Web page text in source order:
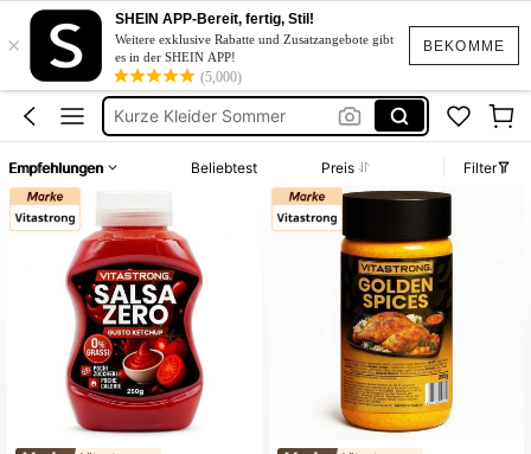
BEKOMME
×
SHEIN APP-Bereit, fertig, Stil!
Weitere exklusive Rabatte und Zusatzangebote gibt
es in der SHEIN APP!
(5,000)
Kleid Baumwolle
Takis
Mehl
Kurze Kleider Sommer
Takis
Empfehlungen Beliebtest Preis Filter